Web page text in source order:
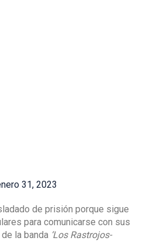
31, 2023
de prisión porque sigue
para comunicarse con sus
la banda ‘Los Rastrojos-